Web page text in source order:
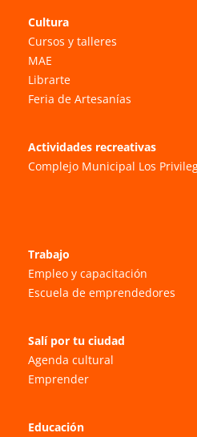
Cultura
Cursos y talleres
MAE
Librarte
Feria de Artesanías
Actividades recreativas
Complejo Municipal Los
Trabajo
Empleo y capacitación
Escuela de emprendedores
Salí por tu ciudad
Agenda cultural
Emprender
Educación